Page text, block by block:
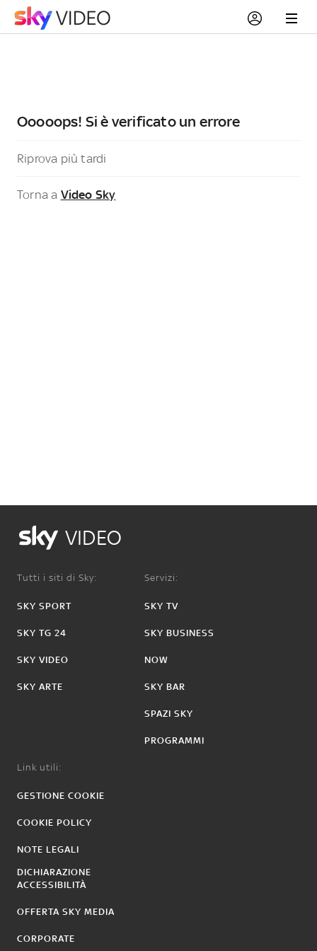
Ooooops! Si è verificato un errore
Riprova più tardi
Torna a Video Sky
VIDEO
Tutti i siti di Sky:
SKY SPORT
SKY TG 24
SKY VIDEO
SKY ARTE
Servizi:
SKY TV
SKY BUSINESS
NOW
SKY BAR
SPAZI SKY
PROGRAMMI
Link utili:
GESTIONE COOKIE
COOKIE POLICY
NOTE LEGALI
DICHIARAZIONE
ACCESSIBILITÀ
OFFERTA SKY MEDIA
CORPORATE